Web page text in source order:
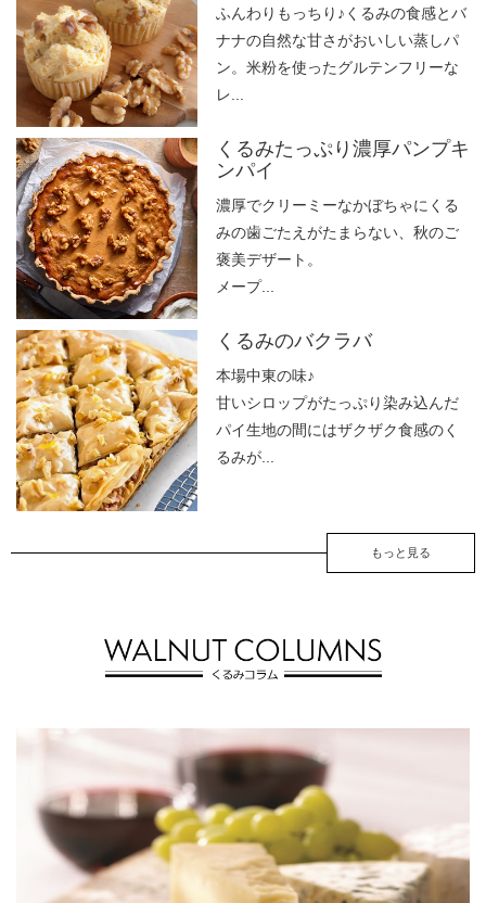
ふんわりもっちり♪くるみの食感とバ
ナナの自然な甘さがおいしい蒸しパ
ン。米粉を使ったグルテンフリーな
レ...
くるみたっぷり濃厚パンプキ
ンパイ
濃厚でクリーミーなかぼちゃにくる
みの歯ごたえがたまらない、秋のご
褒美デザート。
メープ...
くるみのバクラバ
本場中東の味♪
甘いシロップがたっぷり染み込んだ
パイ生地の間にはザクザク食感のく
るみが...
もっと見る